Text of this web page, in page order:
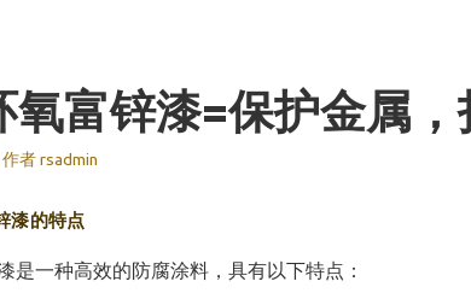
氧富锌漆=保护金属
作者rsadmin
漆的特点
是一种高效的防腐涂料，具有以下特点：